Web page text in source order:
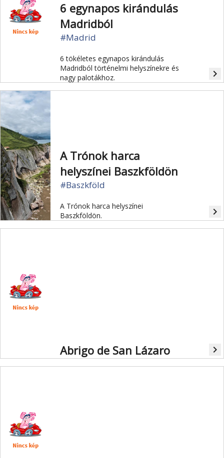
6 egynapos kirándulás
Madridból
#Madrid
6 tökéletes egynapos kirándulás
Madridból történelmi helyszínekre és
nagy palotákhoz.
navigate_next
A Trónok harca
helyszínei Baszkföldön
#Baszkföld
A Trónok harca helyszínei
Baszkföldön.
navigate_next
Abrigo de San Lázaro navigate_next